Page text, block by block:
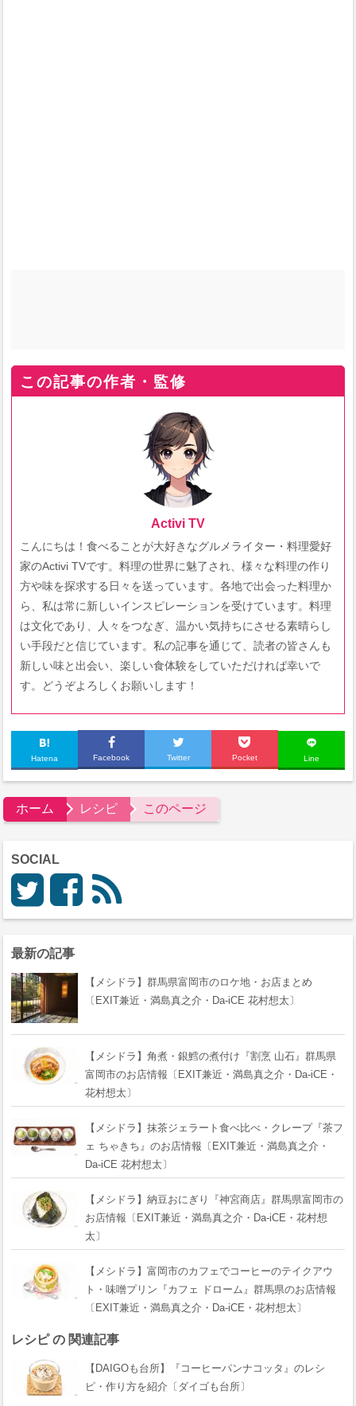
この記事の作者・監修
Activi TV
こんにちは！食べることが大好きなグルメライター・料理愛好
家のActivi TVです。料理の世界に魅了され、様々な料理の作り
方や味を探求する日々を送っています。各地で出会った料理か
ら、私は常に新しいインスピレーションを受けています。料理
は文化であり、人々をつなぎ、温かい気持ちにさせる素晴らし
い手段だと信じています。私の記事を通じて、読者の皆さんも
新しい味と出会い、楽しい食体験をしていただければ幸いで
す。どうぞよろしくお願いします！
Hatena Facebook Twitter Pocket Line
ホーム レシピ このページ
SOCIAL
最新の記事
【メシドラ】群馬県富岡市のロケ地・お店まとめ
〔EXIT兼近・満島真之介・Da-iCE 花村想太〕
【メシドラ】角煮・銀鱈の煮付け『割烹 山石』群馬県
富岡市のお店情報〔EXIT兼近・満島真之介・Da-iCE・
花村想太〕
【メシドラ】抹茶ジェラート食べ比べ・クレープ『茶フ
ェ ちゃきち』のお店情報〔EXIT兼近・満島真之介・
Da-iCE 花村想太〕
【メシドラ】納豆おにぎり『神宮商店』群馬県富岡市の
お店情報〔EXIT兼近・満島真之介・Da-iCE・花村想
太〕
【メシドラ】富岡市のカフェでコーヒーのテイクアウ
ト・味噌プリン『カフェ ドローム』群馬県のお店情報
〔EXIT兼近・満島真之介・Da-iCE・花村想太〕
レシピ の 関連記事
【DAIGOも台所】『コーヒーパンナコッタ』のレシ
ピ・作り方を紹介〔ダイゴも台所〕